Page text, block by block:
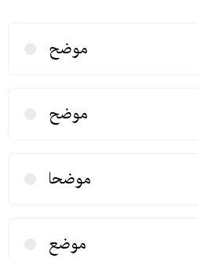
موضح
موضح
موضحا
موضع